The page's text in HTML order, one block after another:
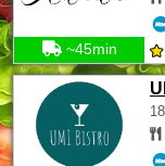
~45min